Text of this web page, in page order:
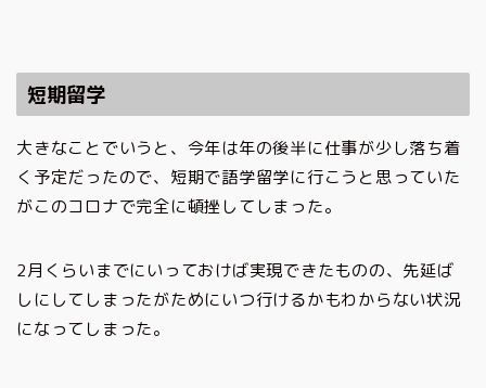
短期留学
大きなことでいうと、今年は年の後半に仕事が少し落ち着
く予定だったので、短期で語学留学に行こうと思っていた
がこのコロナで完全に頓挫してしまった。
2月くらいまでにいっておけば実現できたものの、先延ば
しにしてしまったがためにいつ行けるかもわからない状況
になってしまった。